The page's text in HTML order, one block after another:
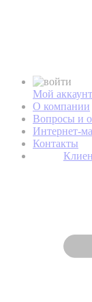
Мой аккаунт
О компании
Вопросы и
Интернет-
Контакты